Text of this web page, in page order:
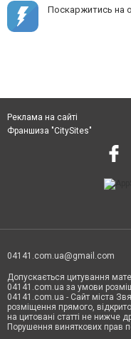
Поскаржитись на
Реклама на сайті
Франшиза "CitySites"
04141.com.ua@gmail.com
Допускається цитування
04141.com.ua за умови
04141.com.ua - Сайт міста
розміщення прямого,
на цитовані статті не нижче
Порушення виняткових прав